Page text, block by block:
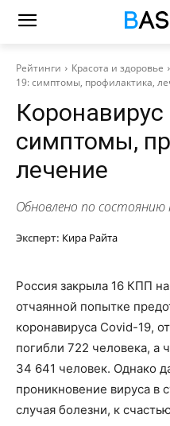
Рейтинги Красота и здоровье
19: симптомы, профилактика,
Коронавирус
симптомы,
лечение
Обновлено по состоянию
Эксперт: Кира Райта
Россия закрыла 16 КПП
отчаянной попытке
коронавируса Covid-19,
погибли 722 человека, а
34 641 человек. Однако
проникновение вируса в
случая болезни, к